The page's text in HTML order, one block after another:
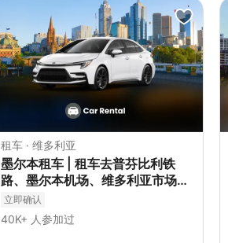
租车 · 维多利亚
墨尔本租车 | 租车去普芬比利铁
路、墨尔本机场、维多利亚市场、
圣科达海滩、维多利亚皇家植物园
立即确认
40K+ 人参加过